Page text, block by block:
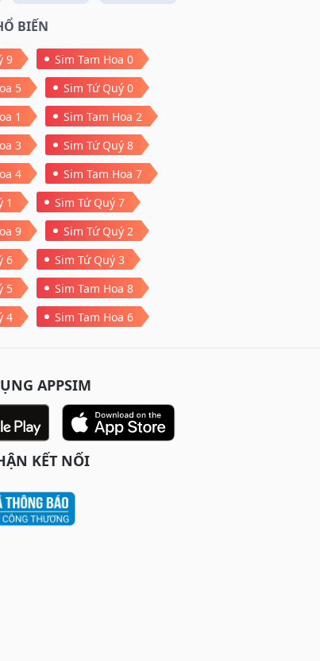
BIẾN
9
Sim Tam Hoa 0
5
Sim Tứ Quý 0
1
Sim Tam Hoa 2
3
Sim Tứ Quý 8
4
Sim Tam Hoa 7
1
Sim Tứ Quý 7
9
Sim Tứ Quý 2
6
Sim Tứ Quý 3
5
Sim Tam Hoa 8
4
Sim Tam Hoa 6
APPSIM
KẾT NỐI